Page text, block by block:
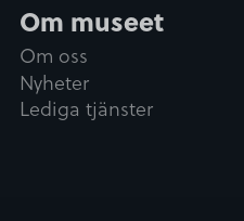
Om museet
Om oss
Nyheter
Lediga tjänster